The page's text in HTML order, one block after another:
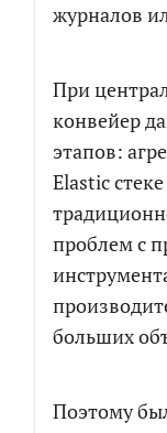
журналов
При
конвейер
этапов:
Elastic
проблем с
больших
Поэтому